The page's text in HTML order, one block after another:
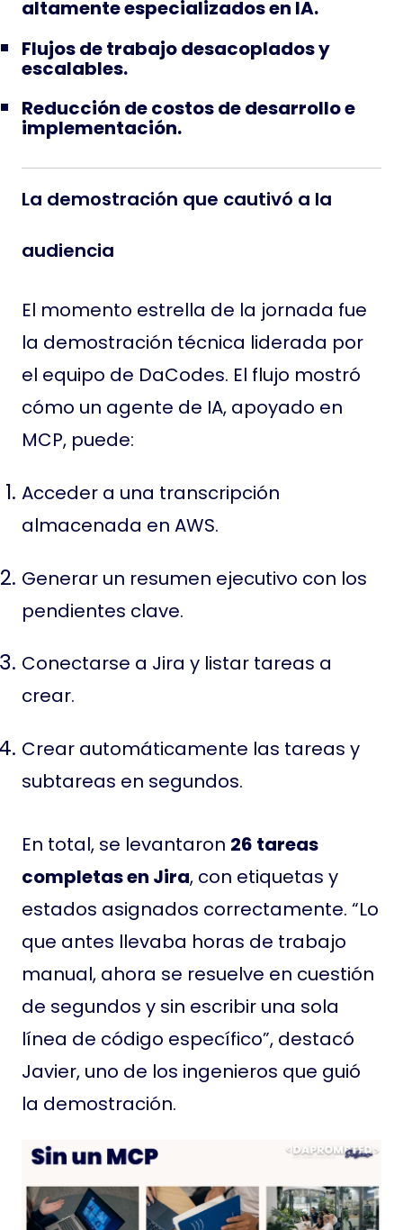
altamente especializados en IA.
Flujos de trabajo desacoplados y
escalables.
Reducción de costos de desarrollo e
implementación.
La demostración que cautivó a la
audiencia
El momento estrella de la jornada fue
la demostración técnica liderada por
el equipo de DaCodes. El flujo mostró
cómo un agente de IA, apoyado en
MCP, puede:
Acceder a una transcripción
almacenada en AWS.
Generar un resumen ejecutivo con los
pendientes clave.
Conectarse a Jira y listar tareas a
crear.
Crear automáticamente las tareas y
subtareas en segundos.
En total, se levantaron 26 tareas
completas en Jira, con etiquetas y
estados asignados correctamente. “Lo
que antes llevaba horas de trabajo
manual, ahora se resuelve en cuestión
de segundos y sin escribir una sola
línea de código específico”, destacó
Javier, uno de los ingenieros que guió
la demostración.